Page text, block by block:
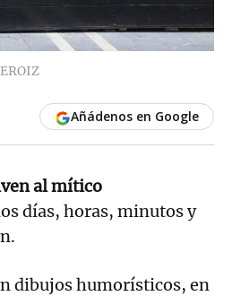
Añádenos en Google
al mítico
días, horas, minutos y
dibujos humorísticos, en